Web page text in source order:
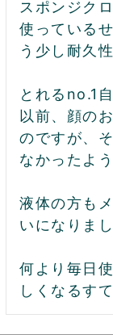
スポンジク
使っている
う少し耐久
とれるno.1
以前、顔の
のですが、
なかったよ
液体の方も
いになりま
何より毎日
しくなるす